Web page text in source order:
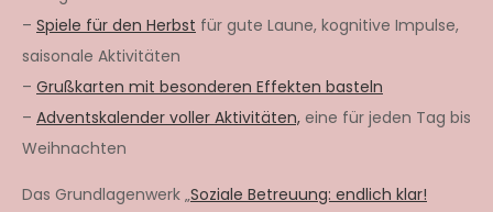
– Spiele für den Herbst für gute Laune, kognitive Impulse,
saisonale Aktivitäten
– Grußkarten mit besonderen Effekten basteln
– Adventskalender voller Aktivitäten, eine für jeden Tag bis
Weihnachten
Das Grundlagenwerk „Soziale Betreuung: endlich klar!